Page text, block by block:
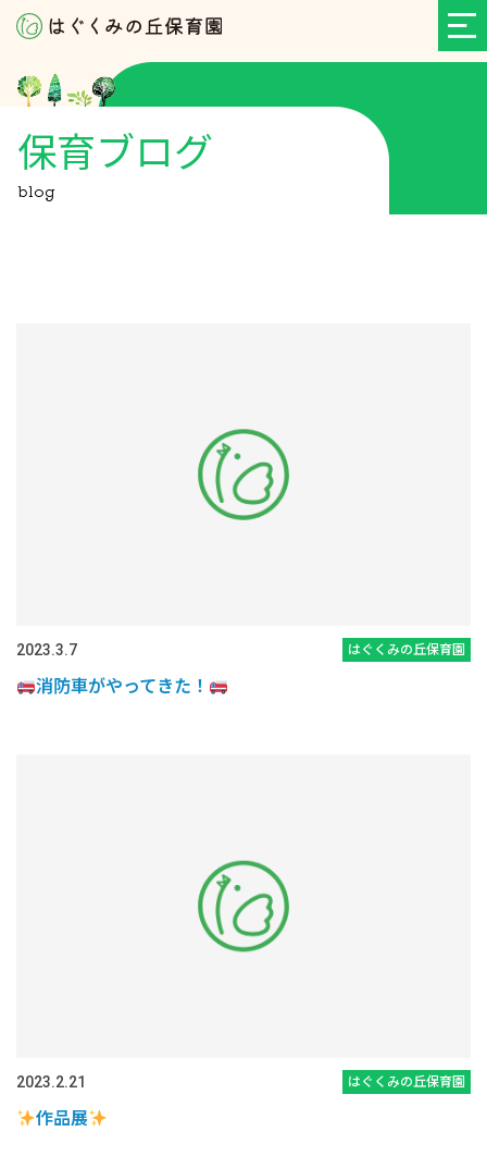
保育ブログ
blog
2023.3.7 はぐくみの丘保育園
消防車がやってきた！
2023.2.21 はぐくみの丘保育園
作品展